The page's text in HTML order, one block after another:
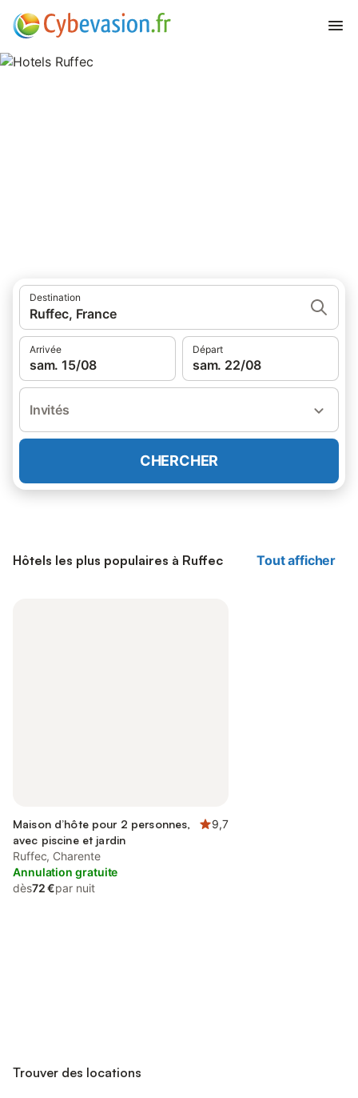
Destination
Ruffec, France
Arrivée
sam. 15/08
Départ
sam. 22/08
Invités
CHERCHER
Hôtels les plus populaires à Ruffec Tout afficher
Maison d’hôte pour 2 personnes,
avec piscine et jardin
9,7
Ruffec, Charente
Annulation gratuite
dès72 €par nuit
Trouver des locations